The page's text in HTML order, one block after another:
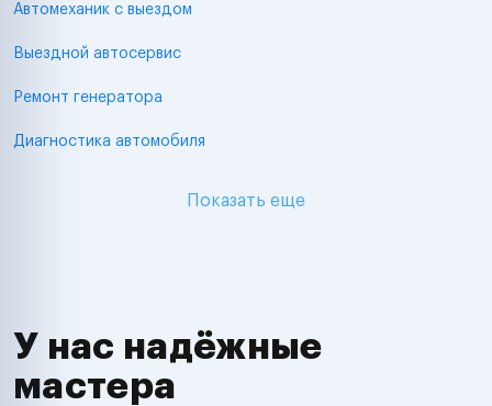
Автомеханик с выездом
Выездной автосервис
Ремонт генератора
Диагностика автомобиля
Показать еще
У нас надёжные
мастера